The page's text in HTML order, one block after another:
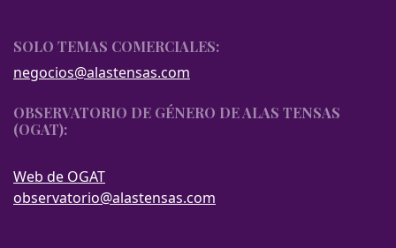
SOLO TEMAS COMERCIALES:
negocios@alastensas.com
OBSERVATORIO DE GÉNERO DE ALAS TENSAS
(OGAT):
Web de OGAT
observatorio@alastensas.com